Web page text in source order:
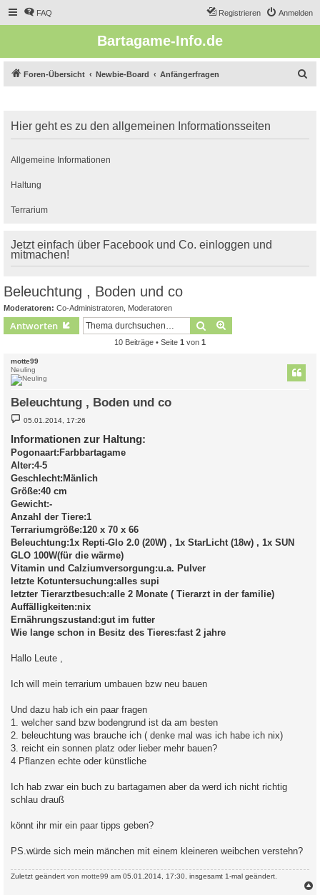
FAQ Anmelden
Registrieren
Bartagame-Info.de
Foren-Übersicht Newbie-Board Anfängerfragen
e
Hier geht es zu den allgemeinen Informationsseiten
Allgemeine Informationen
Haltung
Terrarium
Jetzt einfach über Facebook und Co. einloggen und
mitmachen!
Beleuchtung , Boden und co
Moderatoren: Co-Administratoren Moderatoren
Antworten Suche
10 Beiträge • Seite 1 von 1
motte99
Neuling
Beleuchtung , Boden und co
B
e
i
t
r
a
g
05.01.2014, 17:26
Informationen zur Haltung:
Pogonaart:Farbbartagame
Alter:4-5
Geschlecht:Mänlich
Größe:40 cm
Gewicht:-
Anzahl der Tiere:1
Terrariumgröße:120 x 70 x 66
Beleuchtung:1x Repti-Glo 2.0 (20W) , 1x StarLicht (18w) , 1x SUN
GLO 100W(für die wärme)
Vitamin und Calziumversorgung:u.a. Pulver
letzte Kotuntersuchung:alles supi
letzter Tierarztbesuch:alle 2 Monate ( Tierarzt in der familie)
Auffälligkeiten:nix
Ernährungszustand:gut im futter
Wie lange schon in Besitz des Tieres:fast 2 jahre
Hallo Leute ,
Ich will mein terrarium umbauen bzw neu bauen
Und dazu hab ich ein paar fragen
1. welcher sand bzw bodengrund ist da am besten
2. beleuchtung was brauche ich ( denke mal was ich habe ich nix)
3. reicht ein sonnen platz oder lieber mehr bauen?
4 Pflanzen echte oder künstliche
Ich hab zwar ein buch zu bartagamen aber da werd ich nicht richtig
schlau drauß
könnt ihr mir ein paar tipps geben?
PS.würde sich mein mänchen mit einem kleineren weibchen verstehn?
Zuletzt geändert von motte99 am 05.01.2014, 17:30, insgesamt 1-mal geändert.